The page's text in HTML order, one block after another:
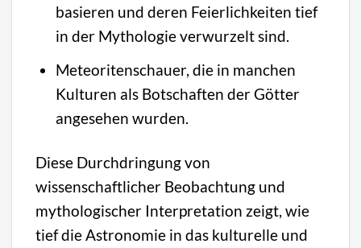
basieren und deren Feierlichkeiten tief
in der Mythologie verwurzelt sind.
Meteoritenschauer, die in manchen
Kulturen als Botschaften der Götter
angesehen wurden.
Diese Durchdringung von
wissenschaftlicher Beobachtung und
mythologischer Interpretation zeigt, wie
tief die Astronomie in das kulturelle und